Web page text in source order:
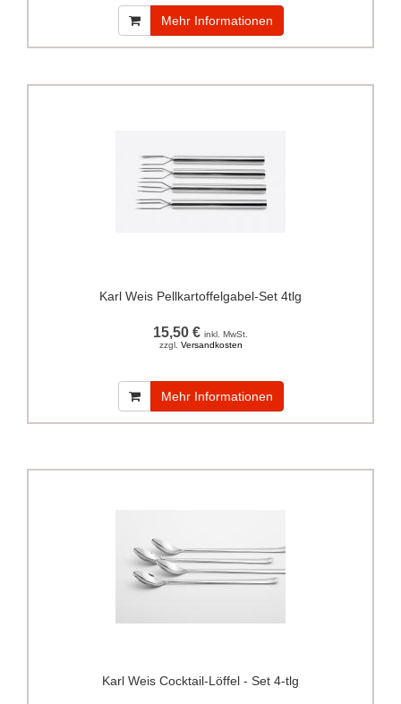
Mehr Informationen
Karl Weis Pellkartoffelgabel-Set 4tlg
15,50 € inkl. MwSt.
zzgl. Versandkosten
Mehr Informationen
Karl Weis Cocktail-Löffel - Set 4-tlg